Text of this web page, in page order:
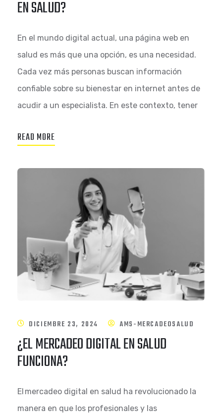
EN SALUD?
En el mundo digital actual, una página web en
salud es más que una opción, es una necesidad.
Cada vez más personas buscan información
confiable sobre su bienestar en internet antes de
acudir a un especialista. En este contexto, tener
READ MORE
DICIEMBRE 23, 2024 AMS-MERCADEOSALUD
¿EL MERCADEO DIGITAL EN SALUD
FUNCIONA?
El mercadeo digital en salud ha revolucionado la
manera en que los profesionales y las